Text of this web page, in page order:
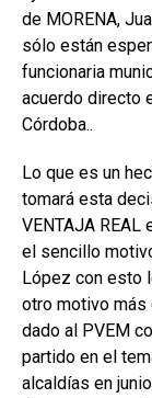
de MORENA,
sólo están
funcionaria
acuerdo directo
Córdoba..
Lo que es un
tomará esta
VENTAJA REAL
el sencillo
López con esto
otro motivo más
dado al PVEM
partido en el
alcaldías en